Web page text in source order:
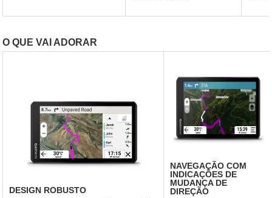
O QUE VAI ADORAR
DESIGN ROBUSTO
NAVEGAÇÃO COM
INDICAÇÕES DE
MUDANÇA DE
DIREÇÃO